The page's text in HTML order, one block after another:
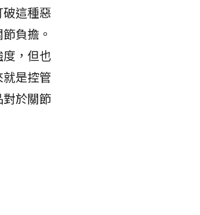
這種惡
負擔。
，但也
是控管
於關節